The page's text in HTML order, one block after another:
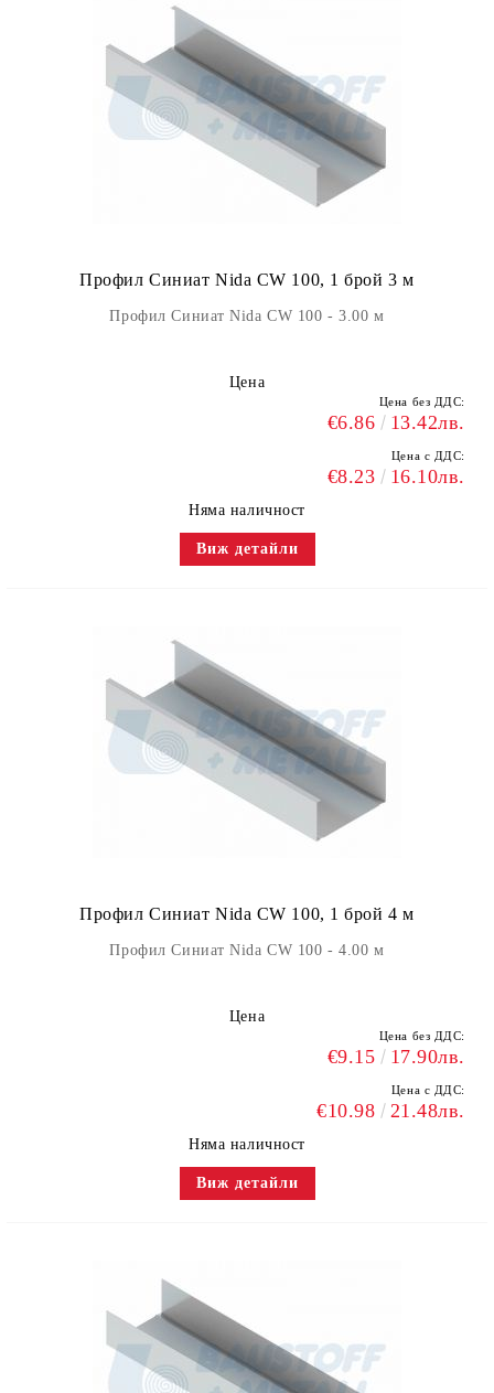
Профил Синиат Nida CW 100, 1 брой 3 м
Профил Синиат Nida CW 100 - 3.00 м
Цена
Цена без ДДС:
€6.86 13.42лв.
Цена с ДДС:
€8.23 16.10лв.
Няма наличност
Виж детайли
Профил Синиат Nida CW 100, 1 брой 4 м
Профил Синиат Nida CW 100 - 4.00 м
Цена
Цена без ДДС:
€9.15 17.90лв.
Цена с ДДС:
€10.98 21.48лв.
Няма наличност
Виж детайли